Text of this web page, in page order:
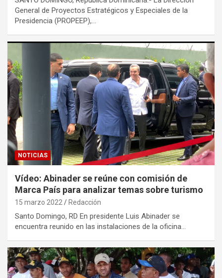
General de Proyectos Estratégicos y Especiales de la
Presidencia (PROPEEP),…
NOTICIAS
Vídeo: Abinader se reúne con comisión de
Marca País para analizar temas sobre turismo
15 marzo 2022 Redacción
Santo Domingo, RD En presidente Luis Abinader se
encuentra reunido en las instalaciones de la oficina…